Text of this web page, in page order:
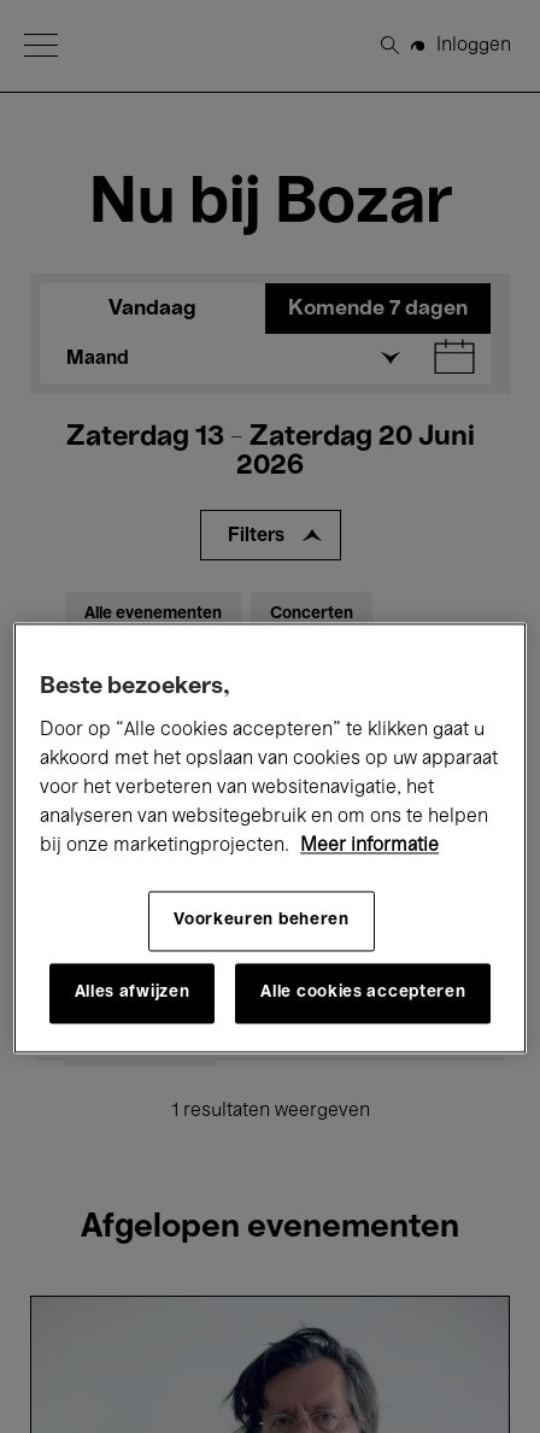
Open Menu
Zoeken
Inloggen
Nu bij Bozar
Vandaag Komende 7 dagen
Maand
Zaterdag 13 - Zaterdag 20 Juni
2026
Filters
Alle evenementen Concerten
Performances Lezingen & Debatten
Jazz Klassieke Muziek Global Music
Elektronische Muziek
Onderwijs Rondleidingen
1 resultaten weergeven
Afgelopen evenementen
Beste bezoekers,
Door op “Alle cookies accepteren” te klikken gaat u
akkoord met het opslaan van cookies op uw apparaat
voor het verbeteren van websitenavigatie, het
analyseren van websitegebruik en om ons te helpen
bij onze marketingprojecten.
Meer informatie
Voorkeuren beheren
Alles afwijzen Alle cookies accepteren